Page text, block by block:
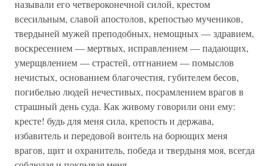
называли его четвероконечной силой, крестом
всесильным, славой апостолов, крепостью мучеников,
твердыней мужей преподобных, немощных — здравием,
воскресением — мертвых, исправлением — падающих,
умерщвлением — страстей, отгнанием — помыслов
нечистых, основанием благочестия, губителем бесов,
погибелью людей нечестивых, посрамлением врагов в
страшный день суда. Как живому говорили они ему:
кресте! будь для меня сила, крепость и держава,
избавитель и передовой воитель на борющих меня
врагов, щит и охранитель, победа и твердыня моя, всегда